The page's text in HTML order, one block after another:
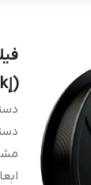
(إBlack)